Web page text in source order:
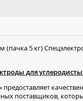
(пачка 5 кг)
для
поставщиков,